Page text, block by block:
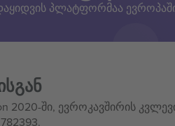
პლატფორმაა
2020-ში, ევროკავშირის